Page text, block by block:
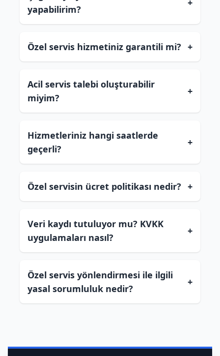
yapabilirim?
+
Özel servis hizmetiniz garantili mi? +
Acil servis talebi oluşturabilir
miyim?
+
Hizmetleriniz hangi saatlerde
geçerli?
+
Özel servisin ücret politikası nedir? +
Veri kaydı tutuluyor mu? KVKK
uygulamaları nasıl?
+
Özel servis yönlendirmesi ile ilgili
yasal sorumluluk nedir?
+